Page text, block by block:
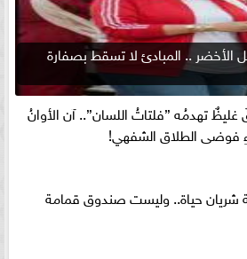
الأخضر .. المبادئ لا تسقط بصفارة
غليظٌ تهدمُه ”فلتاتُ اللسان”.. آن الأوانُ
فوضى الطلاق الشفهي!
شريان حياة.. وليست صندوق قمامة